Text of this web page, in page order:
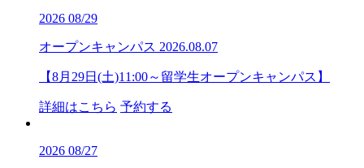
2026 08/29
オープンキャンパス 2026.08.07
【8月29日(土)11:00～留学生オープンキャンパス】
詳細はこちら 予約する
2026 08/27